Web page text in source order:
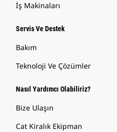
İş Makinaları
Servis Ve Destek
Bakım
Teknoloji Ve Çözümler
Nasıl Yardımcı Olabiliriz?
Bize Ulaşın
Cat Kiralık Ekipman